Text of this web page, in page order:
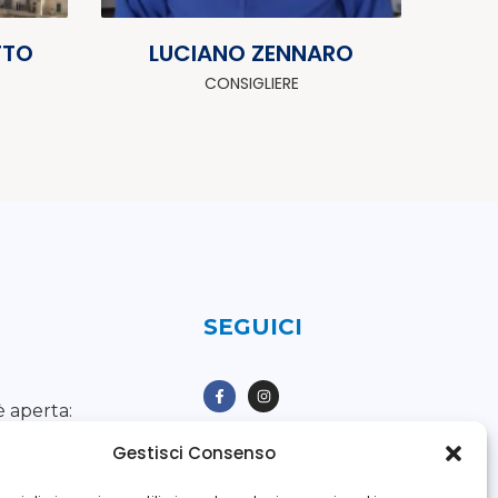
Gestisci Consenso
LUCIANO ZENNARO
CONSIGLIERE
aperta:
dalle 8.00 alle
SEGUICI